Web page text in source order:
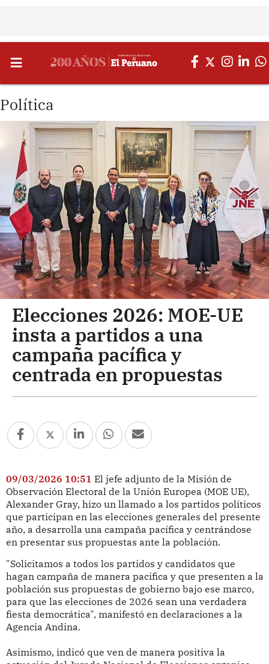
Política
Elecciones 2026: MOE-UE
insta a partidos a una
campaña pacífica y
centrada en propuestas
09/03/2026 10:51 El jefe adjunto de la Misión de
Observación Electoral de la Unión Europea (MOE UE),
Alexander Gray, hizo un llamado a los partidos políticos
que participan en las elecciones generales del presente
año, a desarrolla una campaña pacífica y centrándose
en presentar sus propuestas ante la población.
"Solicitamos a todos los partidos y candidatos que
hagan campaña de manera pacifica y que presenten a la
población sus propuestas de gobierno bajo ese marco,
para que las elecciones de 2026 sean una verdadera
fiesta democrática", manifestó en declaraciones a la
Agencia Andina.
Asimismo, indicó que ven de manera positiva la